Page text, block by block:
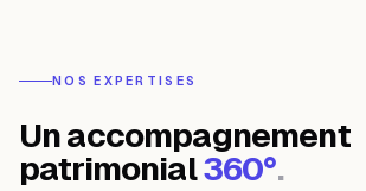
NOS EXPERTISES
Un accompagnement
patrimonial360°.